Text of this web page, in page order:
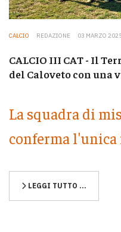
CALCIO REDAZIONE 03 MARZO
CALCIO III CAT - Il
del Caloveto con
La squadra di
conferma
LEGGI TUTTO …